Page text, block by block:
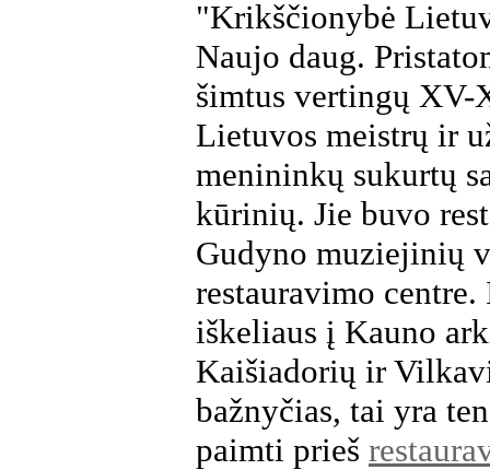
"Krikščionybė
Naujo daug.
šimtus vertingų XV-
Lietuvos meistrų ir
menininkų sukurtų
kūrinių. Jie buvo
Gudyno muziejinių
restauravimo centre.
iškeliaus į Kauno
Kaišiadorių ir
bažnyčias, tai yra
paimti prieš